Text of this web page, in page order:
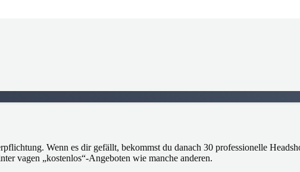
Wenn es dir gefällt, bekommst du danach 30 professionelle
vagen „kostenlos“-Angeboten wie manche anderen.